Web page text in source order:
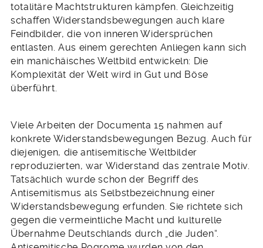
totalitäre Machtstrukturen kämpfen. Gleichzeitig
schaffen Widerstandsbewegungen auch klare
Feindbilder, die von inneren Widersprüchen
entlasten. Aus einem gerechten Anliegen kann sich
ein manichäisches Weltbild entwickeln: Die
Komplexität der Welt wird in Gut und Böse
überführt.
Viele Arbeiten der Documenta 15 nahmen auf
konkrete Widerstandsbewegungen Bezug. Auch für
diejenigen, die antisemitische Weltbilder
reproduzierten, war Widerstand das zentrale Motiv.
Tatsächlich wurde schon der Begriff des
Antisemitismus als Selbstbezeichnung einer
Widerstandsbewegung erfunden. Sie richtete sich
gegen die vermeintliche Macht und kulturelle
Übernahme Deutschlands durch „die Juden“.